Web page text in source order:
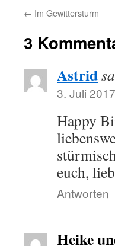
← Im Gewittersturm
3
Astrid
3. Juli
Happy
euch,
Antworten
Heike